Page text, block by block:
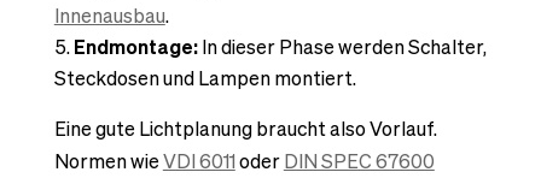
Innenausbau.
Endmontage:In dieser Phase werden Schalter,
Steckdosen und Lampen montiert.
Eine gute Lichtplanung braucht also Vorlauf.
Normen wieVDI 6011oderDIN SPEC 67600